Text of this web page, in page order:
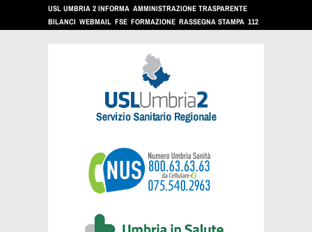
USL UMBRIA 2 INFORMA AMMINISTRAZIONE TRASPARENTE
BILANCI WEBMAIL FSE FORMAZIONE RASSEGNA STAMPA 112